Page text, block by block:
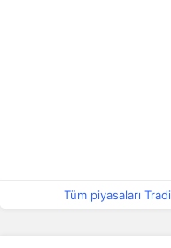
Tüm piyasaları